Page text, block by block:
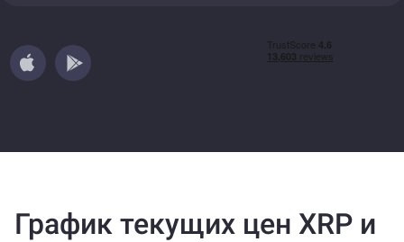
График текущих цен XRP и